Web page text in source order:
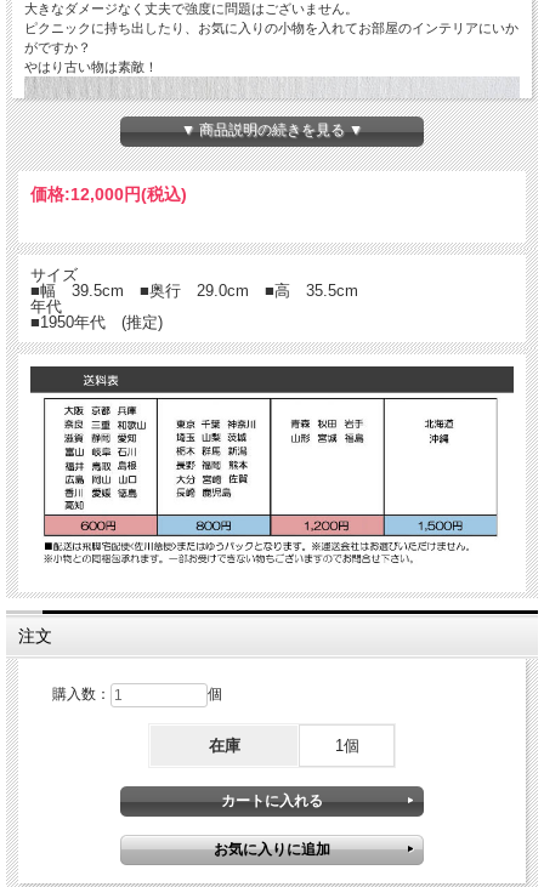
大きなダメージなく丈夫で強度に問題はございません。
ピクニックに持ち出したり、お気に入りの小物を入れてお部屋のインテリアにいか
がですか？
やはり古い物は素敵！
▼ 商品説明の続きを見る ▼
価格:12,000円(税込)
サイズ
■幅 39.5cm ■奥行 29.0cm ■高 35.5cm
年代
■1950年代 (推定)
注文
購入数： 個
在庫 1個